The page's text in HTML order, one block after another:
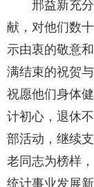
邢益新充分
献，对他们数
示由衷的敬意
满结束的祝贺
祝愿他们身体
计初心，退休
部活动，继续
老同志为榜样
统计事业发展新